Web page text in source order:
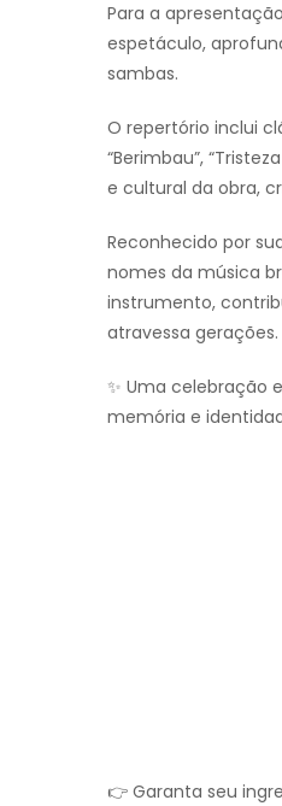
Para a
espetáculo,
sambas.
O repertório inclui
“Berimbau”,
e cultural da obra,
Reconhecido por
nomes da música
instrumento,
atravessa gerações.
✨ Uma celebração
memória e
👉 Garanta seu